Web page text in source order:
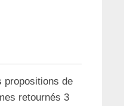
propositions de
retournés 3